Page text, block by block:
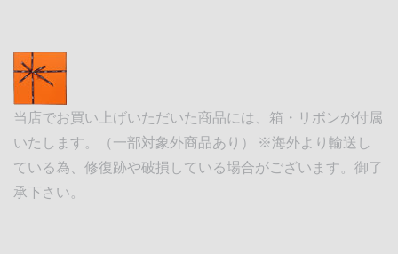
当店でお買い上げいただいた商品には、箱・リボンが付属
いたします。（一部対象外商品あり） ※海外より輸送し
ている為、修復跡や破損している場合がございます。御了
承下さい。